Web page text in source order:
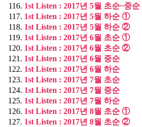
1st Listen : 2017년 5월 초순~중순
1st Listen : 2017년 5월 하순 ①
1st Listen : 2017년 5월 하순 ②
1st Listen : 2017년 6월 초순 ①
1st Listen : 2017년 6월 초순 ②
1st Listen : 2017년 6월 중순
1st Listen : 2017년 6월 하순
1st Listen : 2017년 7월 초순
1st Listen : 2017년 7월 중순
1st Listen : 2017년 7월 하순
1st Listen : 2017년 8월 초순 ①
1st Listen : 2017년 8월 초순 ②